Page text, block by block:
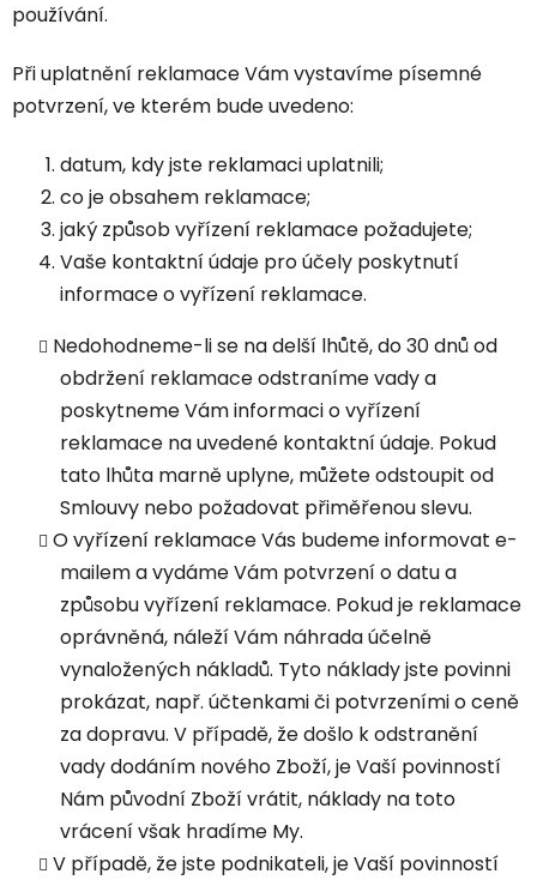
používání.
Při uplatnění reklamace Vám vystavíme písemné
potvrzení, ve kterém bude uvedeno:
datum, kdy jste reklamaci uplatnili;
co je obsahem reklamace;
jaký způsob vyřízení reklamace požadujete;
Vaše kontaktní údaje pro účely poskytnutí
informace o vyřízení reklamace.
Nedohodneme-li se na delší lhůtě, do 30 dnů od
obdržení reklamace odstraníme vady a
poskytneme Vám informaci o vyřízení
reklamace na uvedené kontaktní údaje. Pokud
tato lhůta marně uplyne, můžete odstoupit od
Smlouvy nebo požadovat přiměřenou slevu.
O vyřízení reklamace Vás budeme informovat e-
mailem a vydáme Vám potvrzení o datu a
způsobu vyřízení reklamace. Pokud je reklamace
oprávněná, náleží Vám náhrada účelně
vynaložených nákladů. Tyto náklady jste povinni
prokázat, např. účtenkami či potvrzeními o ceně
za dopravu. V případě, že došlo k odstranění
vady dodáním nového Zboží, je Vaší povinností
Nám původní Zboží vrátit, náklady na toto
vrácení však hradíme My.
V případě, že jste podnikateli, je Vaší povinností